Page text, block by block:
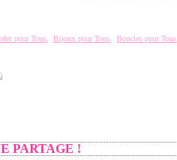
pour Tous ,Bijoux pour Tous ,Boucles pour Tous
PARTAGE !